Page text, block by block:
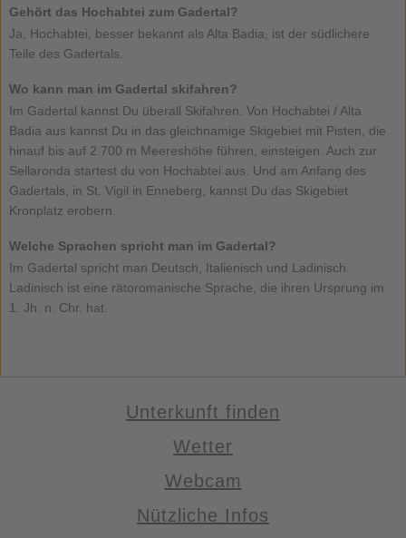
Gehört das Hochabtei zum Gadertal?
Ja, Hochabtei, besser bekannt als Alta Badia, ist der südlichere
Teile des Gadertals.
Wo kann man im Gadertal skifahren?
Im Gadertal kannst Du überall Skifahren. Von Hochabtei / Alta
Badia aus kannst Du in das gleichnamige Skigebiet mit Pisten, die
hinauf bis auf 2.700 m Meereshöhe führen, einsteigen. Auch zur
Sellaronda startest du von Hochabtei aus. Und am Anfang des
Gadertals, in St. Vigil in Enneberg, kannst Du das Skigebiet
Kronplatz erobern.
Welche Sprachen spricht man im Gadertal?
Im Gadertal spricht man Deutsch, Italienisch und Ladinisch.
Ladinisch ist eine rätoromanische Sprache, die ihren Ursprung im
1. Jh. n. Chr. hat.
Unterkunft finden
Wetter
Webcam
Nützliche Infos